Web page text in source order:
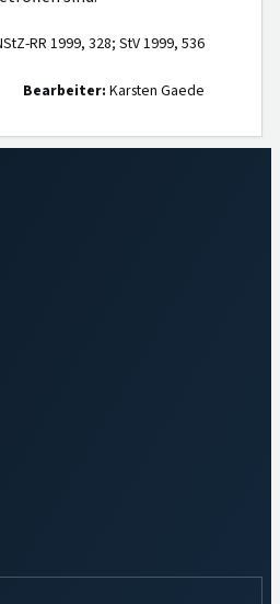
RR 1999, 328; StV 1999, 536
Bearbeiter: Karsten Gaede